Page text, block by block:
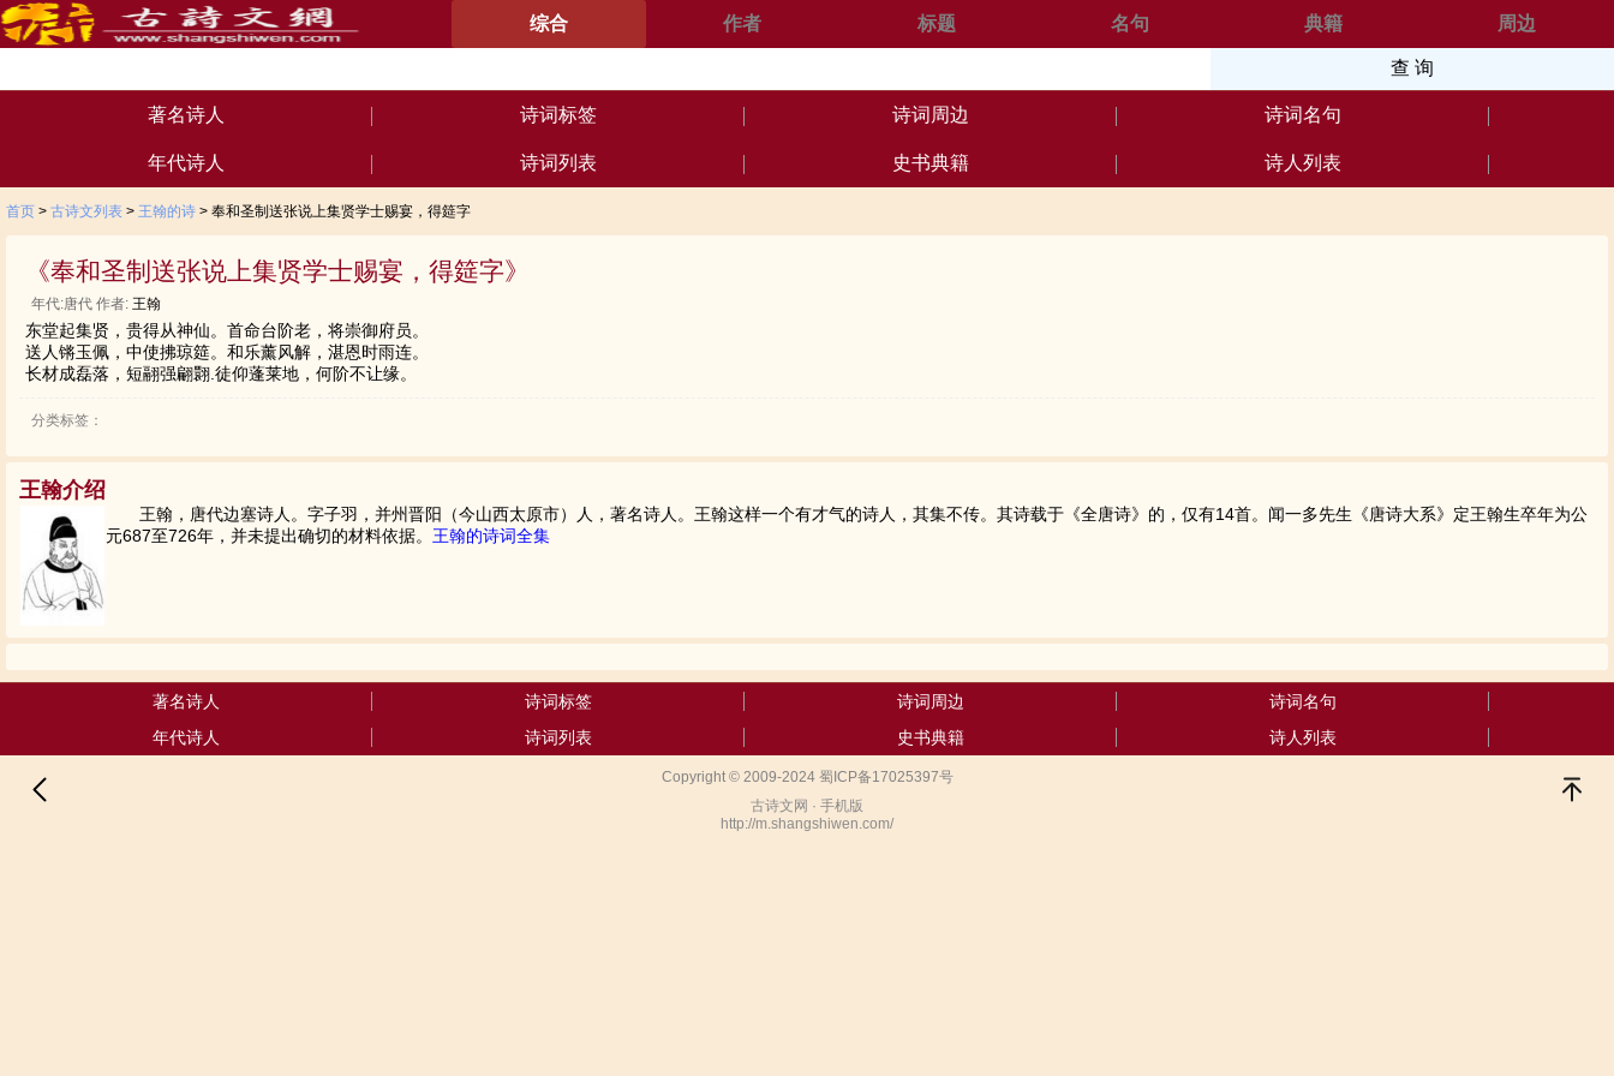
周边
典籍
名句
标题
作者
综合
著名诗人 诗词标签 诗词周边 诗词名句
年代诗人 诗词列表 史书典籍 诗人列表
首页 > 古诗文列表 > 王翰的诗 > 奉和圣制送张说上集贤学士赐宴，得筵字
《奉和圣制送张说上集贤学士赐宴，得筵字》
年代:唐代 作者: 王翰
东堂起集贤，贵得从神仙。首命台阶老，将崇御府员。
送人锵玉佩，中使拂琼筵。和乐薰风解，湛恩时雨连。
长材成磊落，短翮强翩翾.徒仰蓬莱地，何阶不让缘。
分类标签：
王翰介绍
王翰，唐代边塞诗人。字子羽，并州晋阳（今山西太原市）人，著名诗人。王翰这样一个有才气的诗人，其集不传。其诗载于《全唐诗》的，仅有14首。闻一多先生《唐诗大系》定王翰生卒年为公
元687至726年，并未提出确切的材料依据。 王翰的诗词全集
著名诗人 诗词标签 诗词周边
诗词名句
年代诗人
诗词列表 史书典籍 诗人列表
Copyright © 2009-2024 蜀ICP备17025397号
古诗文网 · 手机版
http://m.shangshiwen.com/